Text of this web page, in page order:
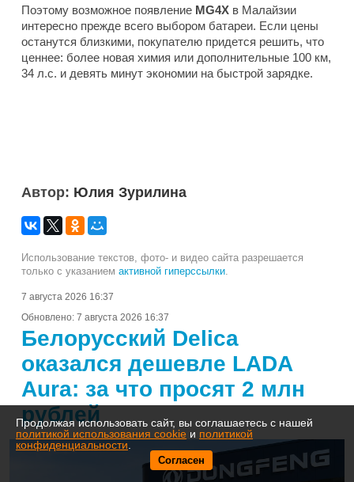
Поэтому возможное появление MG4X в Малайзии
интересно прежде всего выбором батареи. Если цены
останутся близкими, покупателю придется решить, что
ценнее: более новая химия или дополнительные 100 км,
34 л.с. и девять минут экономии на быстрой зарядке.
Автор: Юлия Зурилина
Использование текстов, фото- и видео сайта разрешается
только с указанием активной гиперссылки
7 августа 2026 16:37
Обновлено: 7 августа 2026 16:37
Белорусский Delica
оказался дешевле LADA
Aura: за что просят 2 млн
рублей
Продолжая использовать сайт, вы соглашаетесь с нашей
политикой использования cookie и политикой
конфиденциальности
Согласен